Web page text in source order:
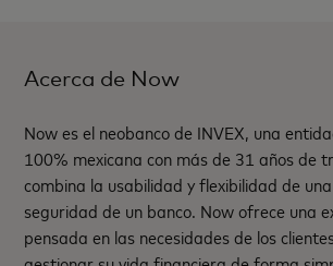
Acerca de Now
Now es el neobanco de INVEX, una
100% mexicana con más de 31 años de
combina la usabilidad y flexibilidad de
seguridad de un banco. Now ofrece una
pensada en las necesidades de los